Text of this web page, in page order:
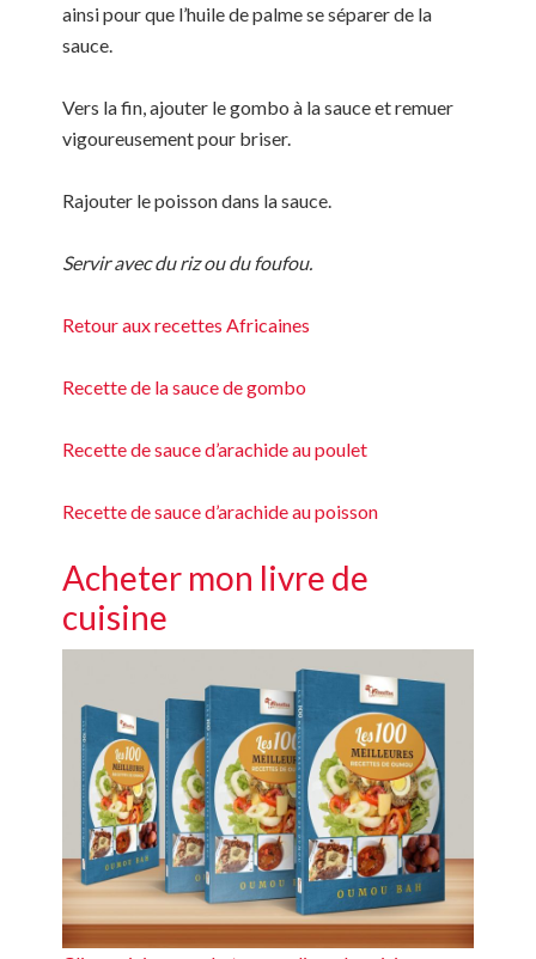
ainsi pour que l’huile de palme se séparer de la
sauce.
Vers la fin, ajouter le gombo à la sauce et remuer
vigoureusement pour briser.
Rajouter le poisson dans la sauce.
Servir avec du riz ou du foufou.
Retour aux recettes Africaines
Recette de la sauce de gombo
Recette de sauce d’arachide au poulet
Recette de sauce d’arachide au poisson
Acheter mon livre de
cuisine